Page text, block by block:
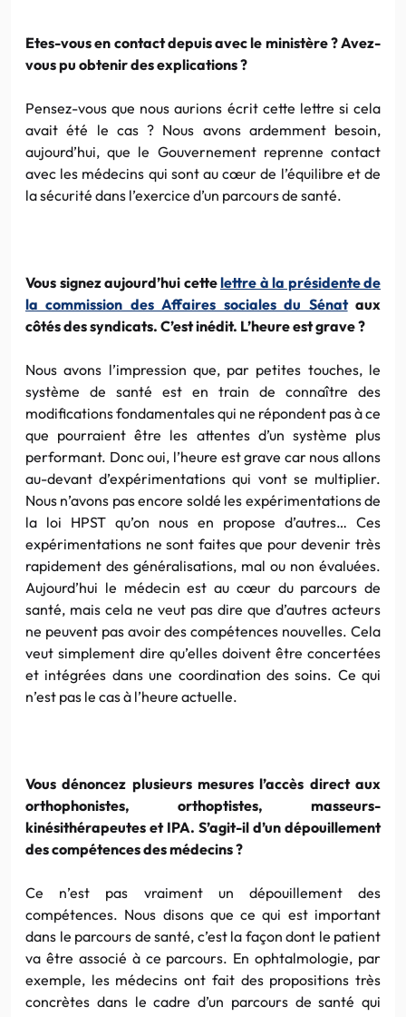
Etes-vous en contact depuis avec le ministère ? Avez-
vous pu obtenir des explications ?
Pensez-vous que nous aurions écrit cette lettre si cela
avait été le cas ? Nous avons ardemment besoin,
aujourd’hui, que le Gouvernement reprenne contact
avec les médecins qui sont au cœur de l’équilibre et de
la sécurité dans l’exercice d’un parcours de santé.
Vous signez aujourd’hui cettelettre à la présidente de
la commission des Affaires sociales du Sénataux
côtés des syndicats. C’est inédit. L’heure est grave ?
Nous avons l’impression que, par petites touches, le
système de santé est en train de connaître des
modifications fondamentales qui ne répondent pas à ce
que pourraient être les attentes d’un système plus
performant. Donc oui, l’heure est grave car nous allons
au-devant d’expérimentations qui vont se multiplier.
Nous n’avons pas encore soldé les expérimentations de
la loi HPST qu’on nous en propose d’autres… Ces
expérimentations ne sont faites que pour devenir très
rapidement des généralisations, mal ou non évaluées.
Aujourd’hui le médecin est au cœur du parcours de
santé, mais cela ne veut pas dire que d’autres acteurs
ne peuvent pas avoir des compétences nouvelles. Cela
veut simplement dire qu’elles doivent être concertées
et intégrées dans une coordination des soins. Ce qui
n’est pas le cas à l’heure actuelle.
Vous dénoncez plusieurs mesures l’accès direct aux
orthophonistes, orthoptistes, masseurs-
kinésithérapeutes et IPA. S’agit-il d’un dépouillement
des compétences des médecins ?
Ce n’est pas vraiment un dépouillement des
compétences. Nous disons que ce qui est important
dans le parcours de santé, c’est la façon dont le patient
va être associé à ce parcours. En ophtalmologie, par
exemple, les médecins ont fait des propositions très
concrètes dans le cadre d’un parcours de santé qui